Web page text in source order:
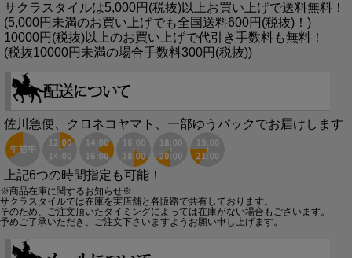
サクラスタイルは5,000円(税抜)以上お買い上げで送料無料！
(5,000円未満のお買い上げでも全国送料600円(税抜)！)
10000円(税抜)以上のお買い上げで代引き手数料も無料！
(税抜10000円未満の場合手数料300円(税抜))
佐川急便、クロネコヤマト、一部ゆうパックでお届けします
上記6つの時間指定も可能！
※商品在庫に関するお知らせ※
サクラスタイルでは在庫を実店舗と各販路で共有しております。
そのため、ご注文頂いたタイミングによっては在庫がない場合もございます。
予めご了承いただき、ご注文下さいますようお願い申し上げます。